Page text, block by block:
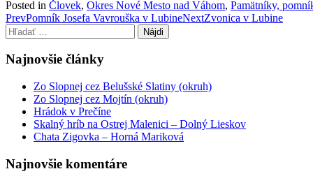
Posted in Človek, Okres Nové Mesto nad Váhom, Pamätníky,
Post
navigation
PrevPomník Josefa Vavrouška v LubineNextZvonica v Lubine
Hľadať:
Najnovšie články
Zo Slopnej cez Belušské Slatiny (okruh)
Zo Slopnej cez Mojtín (okruh)
Hrádok v Prečíne
Skalný hríb na Ostrej Malenici – Dolný Lieskov
Chata Zigovka – Horná Mariková
Najnovšie komentáre